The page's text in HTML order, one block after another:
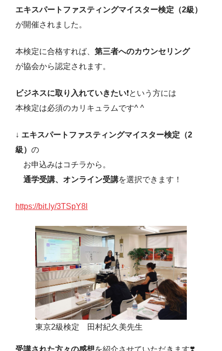
エキスパートファスティングマイスター検定（2級）
が開催されました。
本検定に合格すれば、 第三者へのカウンセリング
が協会から認定されます。
ビジネスに取り入れていきたい❗️という方には
本検定は必須のカリキュラムです^ ^
↓ エキスパートファスティングマイスター検定（2
級） の
お申込みはコチラから。
通学受講、オンライン受講を選択できます！
https://bit.ly/3TSpY8l
東京2級検定 田村紀久美先生